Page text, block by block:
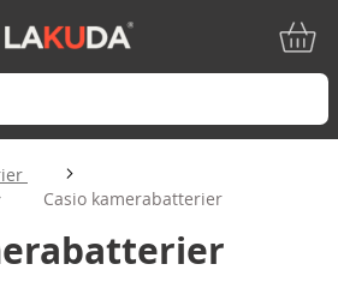
Casio kamerabatterier